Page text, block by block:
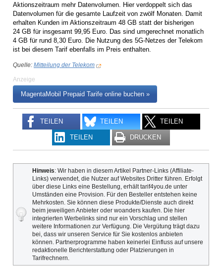
Aktionszeitraum mehr Datenvolumen. Hier verdoppelt sich das
Datenvolumen für die gesamte Laufzeit von zwölf Monaten. Damit
erhalten Kunden im Aktionszeitraum 48 GB statt der bisherigen
24 GB für insgesamt 99,95 Euro. Das sind umgerechnet monatlich
4 GB für rund 8,30 Euro. Die Nutzung des 5G-Netzes der Telekom
ist bei diesem Tarif ebenfalls im Preis enthalten.
Quelle: Mitteilung der Telekom
Anzeige
MagentaMobil Prepaid Tarife online buchen »
TEILEN TEILEN TEILEN
TEILEN DRUCKEN
Hinweis: Wir haben in diesem Artikel Partner-Links (Affiliate-
Links) verwendet, die Nutzer auf Websites Dritter führen. Erfolgt
über diese Links eine Bestellung, erhält tarif4you.de unter
Umständen eine Provision. Für den Besteller entstehen keine
Mehrkosten. Sie können diese Produkte/Dienste auch direkt
beim jeweiligen Anbieter oder woanders kaufen. Die hier
integrierten Werbelinks sind nur ein Vorschlag und stellen
weitere Informationen zur Verfügung. Die Vergütung trägt dazu
bei, dass wir unseren Service für Sie kostenlos anbieten
können. Partnerprogramme haben keinerlei Einfluss auf unsere
redaktionelle Berichterstattung oder Platzierungen in
Tarifrechnern.